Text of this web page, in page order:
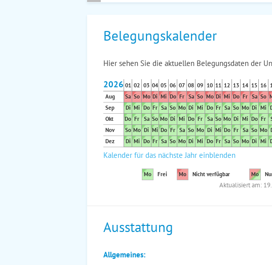
Belegungskalender
Hier sehen Sie die aktuellen Belegungsdaten der
2026 01 02 03 04 05 06 07 08 09 10 11 12 13 14 15 16
Aug
Sa So Mo Di Mi Do Fr Sa So Mo Di Mi Do Fr Sa So
Sep
Di Mi Do Fr Sa So Mo Di Mi Do Fr Sa So Mo Di Mi
Okt
Do Fr Sa So Mo Di Mi Do Fr Sa So Mo Di Mi Do Fr
Nov
So Mo Di Mi Do Fr Sa So Mo Di Mi Do Fr Sa So Mo
Dez
Di Mi Do Fr Sa So Mo Di Mi Do Fr Sa So Mo Di Mi
Kalender für das nächste Jahr einblenden
Mo Frei Mo Nicht verfügbar Mo
Aktualisiert am:
Ausstattung
Allgemeines: